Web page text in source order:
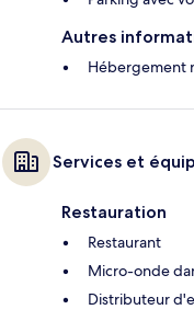
Autres
Hébergement
Services et
Restauration
Restaurant
Micro-onde
Distributeur